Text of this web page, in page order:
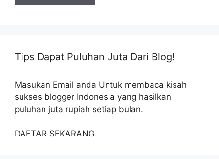
Tips Dapat Puluhan Juta Dari Blog!
Masukan Email anda Untuk membaca kisah
sukses blogger Indonesia yang hasilkan
puluhan juta rupiah setiap bulan.
DAFTAR SEKARANG